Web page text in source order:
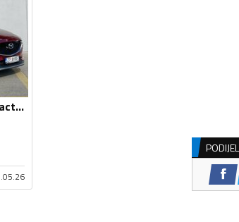
Mazda - CX-5 - 2.2 Skyactiv D